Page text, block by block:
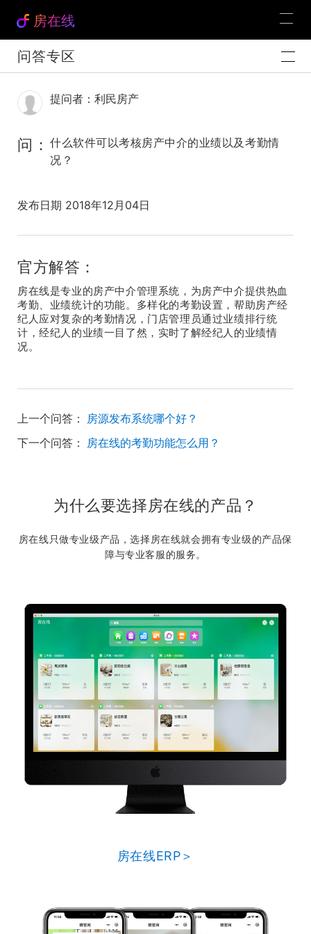
房在线
问答专区
提问者：利民房产
问： 什么软件可以考核房产中介的业绩以及考勤情
况？
发布日期 2018年12月04日
官方解答：
房在线是专业的房产中介管理系统，为房产中介提供热血
考勤、业绩统计的功能。多样化的考勤设置，帮助房产经
纪人应对复杂的考勤情况，门店管理员通过业绩排行统
计，经纪人的业绩一目了然，实时了解经纪人的业绩情
况。
上一个问答： 房源发布系统哪个好？
下一个问答： 房在线的考勤功能怎么用？
为什么要选择房在线的产品？
房在线只做专业级产品，选择房在线就会拥有专业级的产品保
障与专业客服的服务。
房在线ERP＞